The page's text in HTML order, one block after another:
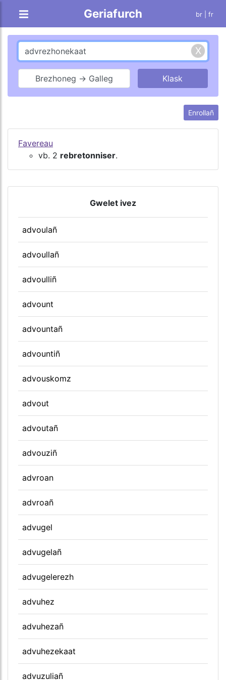
Geriafurch br | fr
Brezhoneg → Galleg
Enrollañ
Favereau
vb. 2 rebretonniser.
Gwelet ivez
advoulañ
advoullañ
advoulliñ
advount
advountañ
advountiñ
advouskomz
advout
advoutañ
advouziñ
advroan
advroañ
advugel
advugelañ
advugelerezh
advuhez
advuhezañ
advuhezekaat
advuzuliañ